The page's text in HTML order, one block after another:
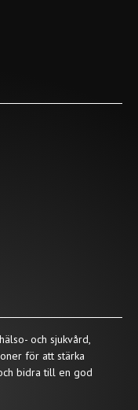
och sjukvård,
för att stärka
bidra till en god